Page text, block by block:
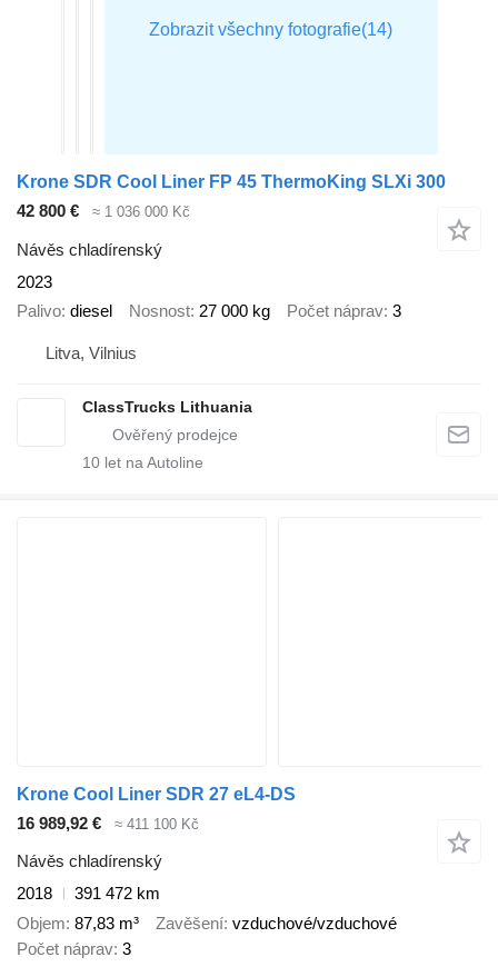
Krone SDR Cool Liner FP 45 ThermoKing SLXi 300
42 800 €
≈ 1 036 000 Kč
Návěs chladírenský
2023
Palivo diesel Nosnost 27 000 kg Počet náprav 3
Litva, Vilnius
ClassTrucks Lithuania
10 let na Autoline
Krone Cool Liner SDR 27 eL4-DS
16 989,92 €
≈ 411 100 Kč
Návěs chladírenský
2018
391 472 km
Objem 87,83 m³ Zavěšení vzduchové/vzduchové
Počet náprav 3